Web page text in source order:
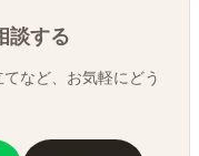
談する
など、お気軽にどう